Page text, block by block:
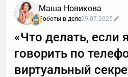
Маша Новикова
Роботы в деле29.07.2025
«Что делать, если
говорить по
виртуальный